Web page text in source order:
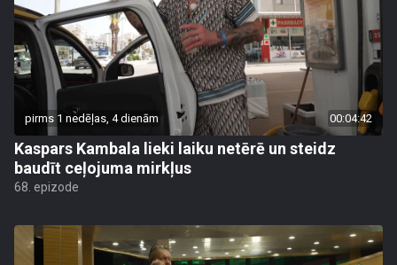
pirms 1 nedēļas, 4 dienām 00:04:42
Kaspars Kambala lieki laiku netērē un steidz
baudīt ceļojuma mirkļus
68. epizode